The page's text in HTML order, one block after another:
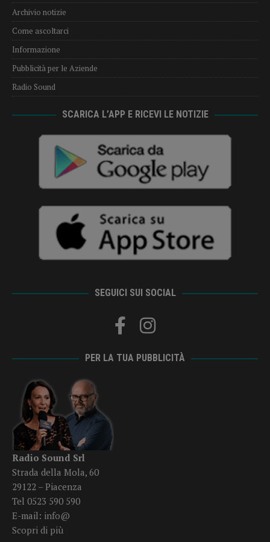
Archivio notizie
Come ascoltarci
Informazione
Pubblicità per le Aziende
Radio Sound
SCARICA L’APP E RICEVI LE NOTIZIE
SEGUICI SUI SOCIAL
PER LA TUA PUBBLICITÀ
Radio Sound Srl
Strada della Mola, 60
29122 – Piacenza
Tel 0523 590 590
E-mail: info@
Scopri di più